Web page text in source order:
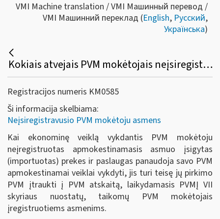
VMI Machine translation / VMI Машинный перевод /
VMI Машинний переклад (English, Русский,
Українська)
Kokiais atvejais PVM mokėtojais neįsiregistravę asmenys turi teisę į pirkimo PVM atskaitą įtraukti įsigytų prekių (paslaugų) pirkimo PVM?
Registracijos numeris KM0585
Ši informacija skelbiama:
Neįsiregistravusio PVM mokėtoju asmens
Kai ekonominę veiklą vykdantis PVM mokėtoju
neįregistruotas apmokestinamasis asmuo įsigytas
(importuotas) prekes ir paslaugas panaudoja savo PVM
apmokestinamai veiklai vykdyti, jis turi teisę jų pirkimo
PVM įtraukti į PVM atskaitą, laikydamasis PVMĮ VII
skyriaus nuostatų, taikomų PVM mokėtojais
įregistruotiems asmenims.